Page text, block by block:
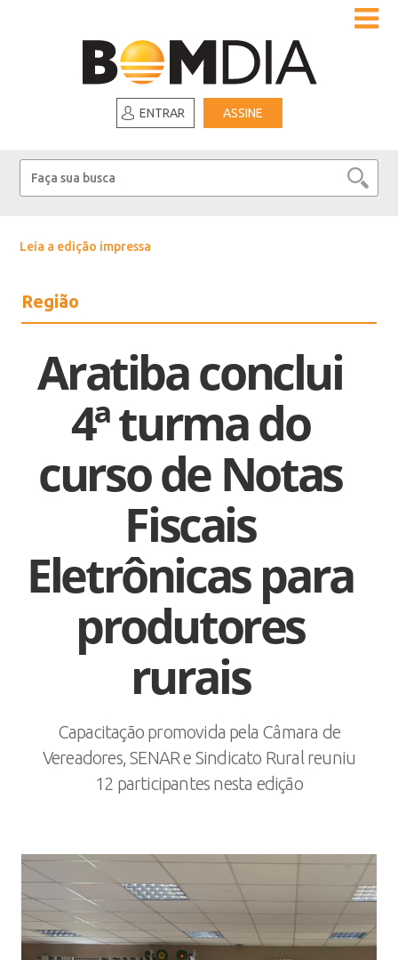
ENTRAR ASSINE
Leia a edição impressa
Região
Aratiba conclui
4ª turma do
curso de Notas
Fiscais
Eletrônicas para
produtores
rurais
Capacitação promovida pela Câmara de
Vereadores, SENAR e Sindicato Rural reuniu
12 participantes nesta edição